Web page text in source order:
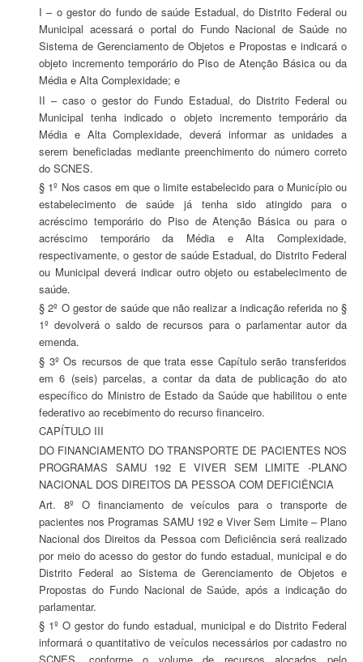
I – o gestor do fundo de saúde Estadual, do Distrito Federal ou
Municipal acessará o portal do Fundo Nacional de Saúde no
Sistema de Gerenciamento de Objetos e Propostas e indicará o
objeto incremento temporário do Piso de Atenção Básica ou da
Média e Alta Complexidade; e
II – caso o gestor do Fundo Estadual, do Distrito Federal ou
Municipal tenha indicado o objeto incremento temporário da
Média e Alta Complexidade, deverá informar as unidades a
serem beneficiadas mediante preenchimento do número correto
do SCNES.
§ 1º Nos casos em que o limite estabelecido para o Município ou
estabelecimento de saúde já tenha sido atingido para o
acréscimo temporário do Piso de Atenção Básica ou para o
acréscimo temporário da Média e Alta Complexidade,
respectivamente, o gestor de saúde Estadual, do Distrito Federal
ou Municipal deverá indicar outro objeto ou estabelecimento de
saúde.
§ 2º O gestor de saúde que não realizar a indicação referida no §
1º devolverá o saldo de recursos para o parlamentar autor da
emenda.
§ 3º Os recursos de que trata esse Capítulo serão transferidos
em 6 (seis) parcelas, a contar da data de publicação do ato
específico do Ministro de Estado da Saúde que habilitou o ente
federativo ao recebimento do recurso financeiro.
CAPÍTULO III
DO FINANCIAMENTO DO TRANSPORTE DE PACIENTES NOS
PROGRAMAS SAMU 192 E VIVER SEM LIMITE -PLANO
NACIONAL DOS DIREITOS DA PESSOA COM DEFICIÊNCIA
Art. 8º O financiamento de veículos para o transporte de
pacientes nos Programas SAMU 192 e Viver Sem Limite – Plano
Nacional dos Direitos da Pessoa com Deficiência será realizado
por meio do acesso do gestor do fundo estadual, municipal e do
Distrito Federal ao Sistema de Gerenciamento de Objetos e
Propostas do Fundo Nacional de Saúde, após a indicação do
parlamentar.
§ 1º O gestor do fundo estadual, municipal e do Distrito Federal
informará o quantitativo de veículos necessários por cadastro no